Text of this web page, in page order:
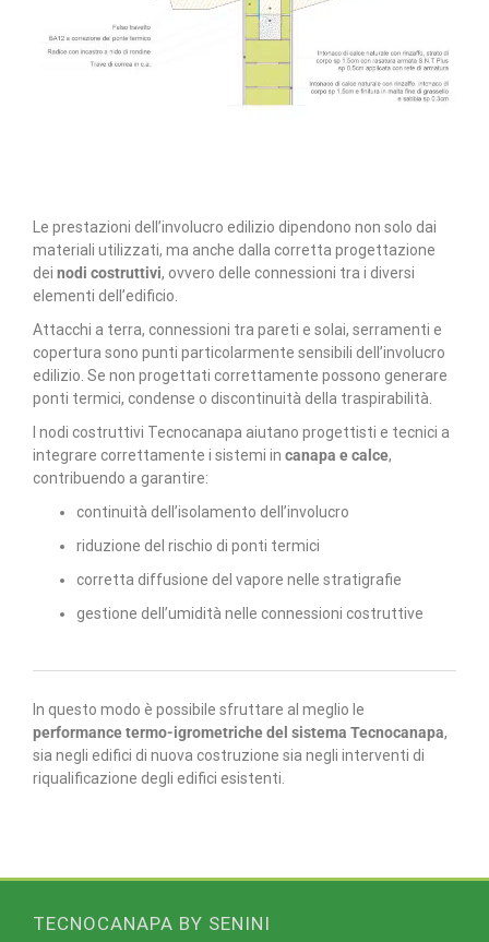
Le prestazioni dell’involucro edilizio dipendono non solo dai
materiali utilizzati, ma anche dalla corretta progettazione
dei nodi costruttivi, ovvero delle connessioni tra i diversi
elementi dell’edificio.
Attacchi a terra, connessioni tra pareti e solai, serramenti e
copertura sono punti particolarmente sensibili dell’involucro
edilizio. Se non progettati correttamente possono generare
ponti termici, condense o discontinuità della traspirabilità.
I nodi costruttivi Tecnocanapa aiutano progettisti e tecnici a
integrare correttamente i sistemi in canapa e calce,
contribuendo a garantire:
continuità dell’isolamento dell’involucro
riduzione del rischio di ponti termici
corretta diffusione del vapore nelle stratigrafie
gestione dell’umidità nelle connessioni costruttive
In questo modo è possibile sfruttare al meglio le
performance termo-igrometriche del sistema Tecnocanapa,
sia negli edifici di nuova costruzione sia negli interventi di
riqualificazione degli edifici esistenti.
TECNOCANAPA BY SENINI